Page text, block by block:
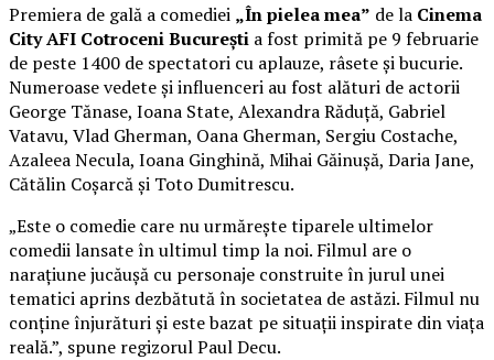
Premiera de gală a comediei „În pielea mea” de la Cinema
City AFI Cotroceni București a fost primită pe 9 februarie
de peste 1400 de spectatori cu aplauze, râsete și bucurie.
Numeroase vedete și influenceri au fost alături de actorii
George Tănase, Ioana State, Alexandra Răduță, Gabriel
Vatavu, Vlad Gherman, Oana Gherman, Sergiu Costache,
Azaleea Necula, Ioana Ginghină, Mihai Găinușă, Daria Jane,
Cătălin Coșarcă și Toto Dumitrescu.
„Este o comedie care nu urmărește tiparele ultimelor
comedii lansate în ultimul timp la noi. Filmul are o
narațiune jucăușă cu personaje construite în jurul unei
tematici aprins dezbătută în societatea de astăzi. Filmul nu
conține înjurături și este bazat pe situații inspirate din viața
reală.”, spune regizorul Paul Decu.